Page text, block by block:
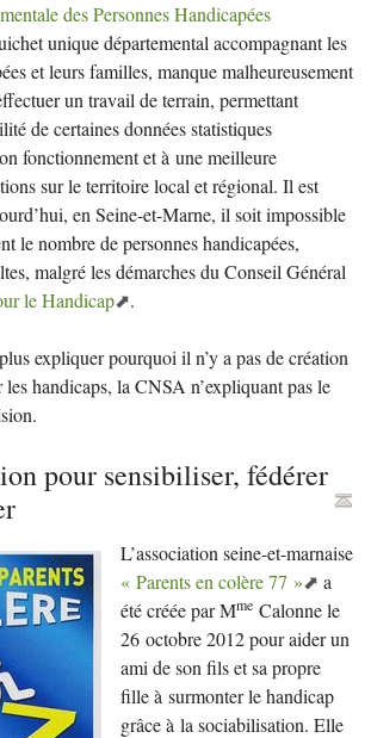
des Personnes Handicapées
unique départemental accompagnant les
et leurs familles, manque malheureusement
un travail de terrain, permettant
de certaines données statistiques
fonctionnement et à une meilleure
sur le territoire local et régional. Il est
en Seine-et-Marne, il soit impossible
le nombre de personnes handicapées,
malgré les démarches du Conseil Général
le Handicap .
expliquer pourquoi il n’y a pas de création
handicaps, la CNSA n’expliquant pas le
pour sensibiliser, fédérer
L’association seine-et-marnaise
« Parents en colère 77 »
a
été créée par Mme Calonne le
26 octobre 2012 pour aider un
ami de son fils et sa propre
fille à surmonter le handicap
grâce à la sociabilisation. Elle